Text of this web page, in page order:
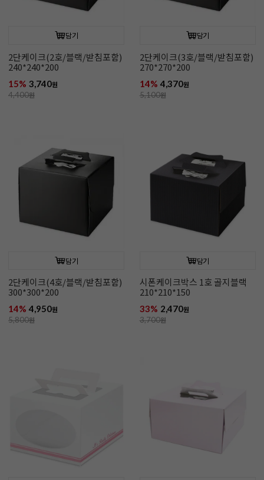
담기
2단케이크(2호/블랙/받침포함)
240*240*200
15% 3,740원
4,400원
담기
2단케이크(3호/블랙/받침포함)
270*270*200
14% 4,370원
5,100원
담기
2단케이크(4호/블랙/받침포함)
300*300*200
14% 4,950원
5,800원
담기
시폰케이크박스 1호 골지블랙
210*210*150
33% 2,470원
3,700원